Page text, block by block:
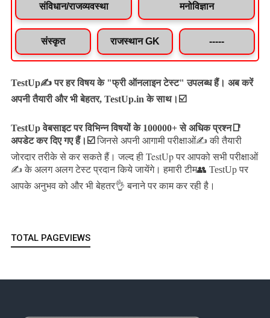
संविधान/राजव्यवस्था मनोविज्ञान
संस्कृत राजस्थान GK -----
TestUp✍️ पर हर विषय के "फ्री ऑनलाइन टेस्ट" उपलब्ध हैं। अब करें
अपनी तैयारी और भी बेहतर, TestUp.in के साथ।☑️
TestUp वेबसाइट पर विभिन्न विषयों के 100000+ से अधिक प्रश्न📑
अपडेट कर दिए गए हैं। ☑️ जिनसे अपनी आगामी परीक्षाओं✍️ की तैयारी
जोरदार तरीके से कर सकते हैं।जल्द ही TestUp पर आपको सभी परीक्षाओं
✍️ के अलग अलग टेस्ट प्रदान किये जायेंगे। हमारी टीम👥 TestUp पर
आपके अनुभव को और भी बेहतर👌 बनाने पर काम कर रही है।
TOTAL PAGEVIEWS